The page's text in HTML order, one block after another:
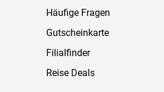
Häufige Fragen
Gutscheinkarte
Filialfinder
Reise Deals